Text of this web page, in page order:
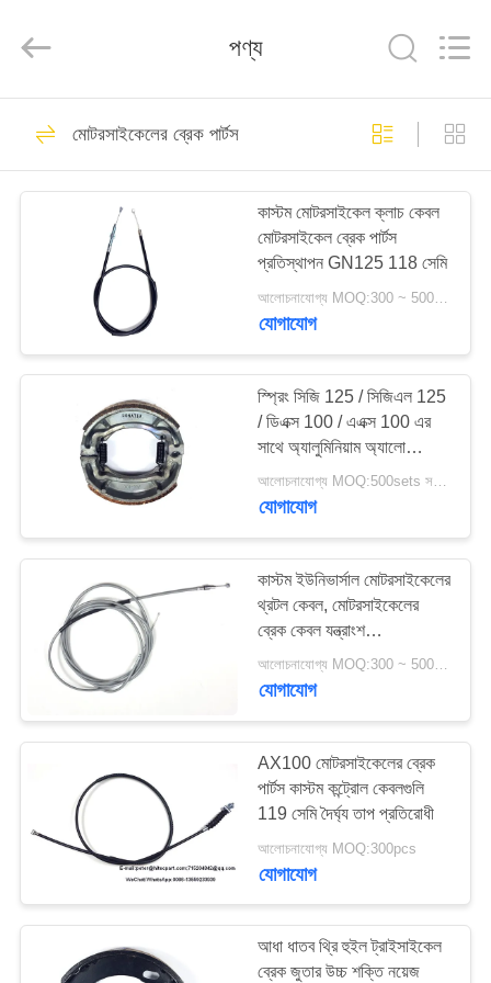
পণ্য
সম্পর্কে
মান
উদ্ধৃতির
জন্য
আবেদন
ম্যাপ
PRIVACY
POLICY
Export
Reserved.
গাড়ির খুচরা যন্ত্রাংশ
মোটরসাইকেল পিস্টন কিটস
27
মোটরসাইকেল ইঞ্জিন ব্লক
89
মোটরসাইকেল ইঞ্জিন যন্ত্রাংশ
183
পণ্য
মোটরসাইকেলের ব্রেক পার্টস
কাস্টম মোটরসাইকেল ক্লাচ কেবল
মোটরসাইকেল ব্রেক পার্টস
প্রতিস্থাপন GN125 118 সেমি
আলোচনাযোগ্য MOQ:300 ~ 500pcs
যোগাযোগ
স্প্রিং সিজি 125 / সিজিএল 125
/ ডিএক্স 100 / এএক্স 100 এর
সাথে অ্যালুমিনিয়াম অ্যালো
মোটরসাইকেলের ব্রেক জুতো
আলোচনাযোগ্য MOQ:500sets সরানোর জন্য ফিরে
যোগাযোগ
কাস্টম ইউনিভার্সাল মোটরসাইকেলের
থ্রটল কেবল, মোটরসাইকেলের
ব্রেক কেবল যন্ত্রাংশ
BAJAJ205
আলোচনাযোগ্য MOQ:300 ~ 500pcs
যোগাযোগ
AX100 মোটরসাইকেলের ব্রেক
পার্টস কাস্টম কন্ট্রোল কেবলগুলি
119 সেমি দৈর্ঘ্য তাপ প্রতিরোধী
আলোচনাযোগ্য MOQ:300pcs
যোগাযোগ
আধা ধাতব থ্রি হুইল ট্রাইসাইকেল
ব্রেক জুতার উচ্চ শক্তি নয়েজ